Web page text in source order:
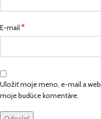
E-mail*
Uložiť moje meno, e-mail a
moje budúce komentáre.